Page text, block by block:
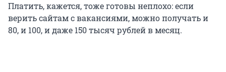
Платить, кажется, тоже готовы неплохо: если
верить сайтам с вакансиями, можно получать и
80, и 100, и даже 150 тысяч рублей в месяц.